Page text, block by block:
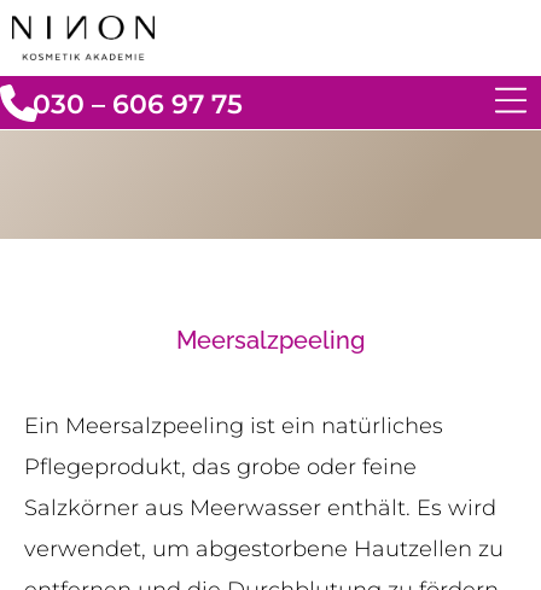
030 – 606 97 75
Meersalzpeeling
Ein Meersalzpeeling ist ein natürliches
Pflegeprodukt, das grobe oder feine
Salzkörner aus Meerwasser enthält. Es wird
verwendet, um abgestorbene Hautzellen zu